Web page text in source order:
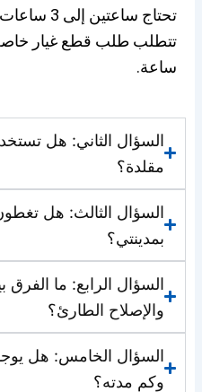
تحتاج
ساعة.
السؤال الثاني: هل
مقلدة؟
السؤال الثالث: هل
بمدينتي؟
السؤال الرابع: ما الفرق
والإصلاح الطارئ؟
السؤال الخامس: هل
وكم مدته؟